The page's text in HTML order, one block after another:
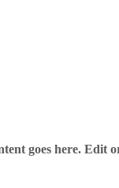
goes here. Edit